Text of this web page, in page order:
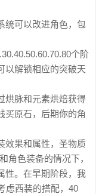
统可以改进角色，包
个阶
以解锁相应的突破天
烘脉和元素烘焙获得
买原石，后期你的角
效果和属性，圣物质
角色装备的情况下，
性。在早期阶段，我
虑西装的搭配，40